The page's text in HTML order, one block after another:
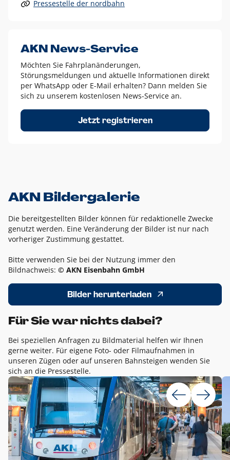
Alle anderen Logo-Varianten dürfen nur in Ausnahmefällen
Diese Ausnahmen sind zum Beispiel:
dem AKN Blau,
weißes Logo auf Fotohintergründen,
schwarzes Logo für reine Schwarz-Weiß-Umsetzungen
Um das Logo herum muss ein Schutzraum von jeweils einer
Höhe bzw. Breite des N aus AKN in alle Richtungen
Pressestelle der nordbahn
AKN News-Service
Möchten Sie Fahrplanänderungen,
Störungsmeldungen und aktuelle Informationen direkt
per WhatsApp oder E-Mail erhalten? Dann melden Sie
sich zu unserem kostenlosen News-Service an.
Jetzt registrieren
AKN Bildergalerie
Die bereitgestellten Bilder können für redaktionelle Zwecke
genutzt werden. Eine Veränderung der Bilder ist nur nach
vorheriger Zustimmung gestattet.
Bitte verwenden Sie bei der Nutzung immer den
Bildnachweis: © AKN Eisenbahn GmbH
Bilder herunterladen
Für Sie war nichts dabei?
Bei speziellen Anfragen zu Bildmaterial helfen wir Ihnen
gerne weiter. Für eigene Foto- oder Filmaufnahmen in
unseren Zügen oder auf unseren Bahnsteigen wenden Sie
sich an die Pressestelle.